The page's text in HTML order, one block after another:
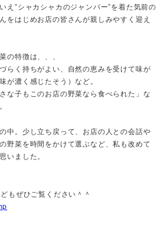
え”シャカシャカのジャンパー”を着た気前の
をはじめお店の皆さんが親しみやすく迎え
の特徴は、、、
らく持ちがよい、自然の恵みを受けて味が
が濃く感じたそう）など。
な子もこのお店の野菜なら食べられた」な
中。少し立ち戻って、お店の人との会話や
野菜を時間をかけて選ぶなど、私も改めて
いました。
もぜひご覧ください＾＾